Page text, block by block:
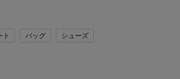
ト バッグ
シューズ